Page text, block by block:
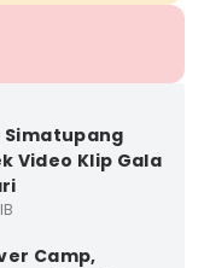
Simatupang
Video Klip Gala
Camp,